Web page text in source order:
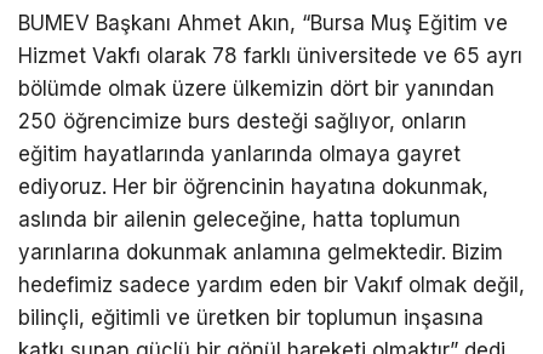
BUMEV Başkanı Ahmet Akın, “Bursa Muş Eğitim ve
Hizmet Vakfı olarak 78 farklı üniversitede ve 65 ayrı
bölümde olmak üzere ülkemizin dört bir yanından
250 öğrencimize burs desteği sağlıyor, onların
eğitim hayatlarında yanlarında olmaya gayret
ediyoruz. Her bir öğrencinin hayatına dokunmak,
aslında bir ailenin geleceğine, hatta toplumun
yarınlarına dokunmak anlamına gelmektedir. Bizim
hedefimiz sadece yardım eden bir Vakıf olmak değil,
bilinçli, eğitimli ve üretken bir toplumun inşasına